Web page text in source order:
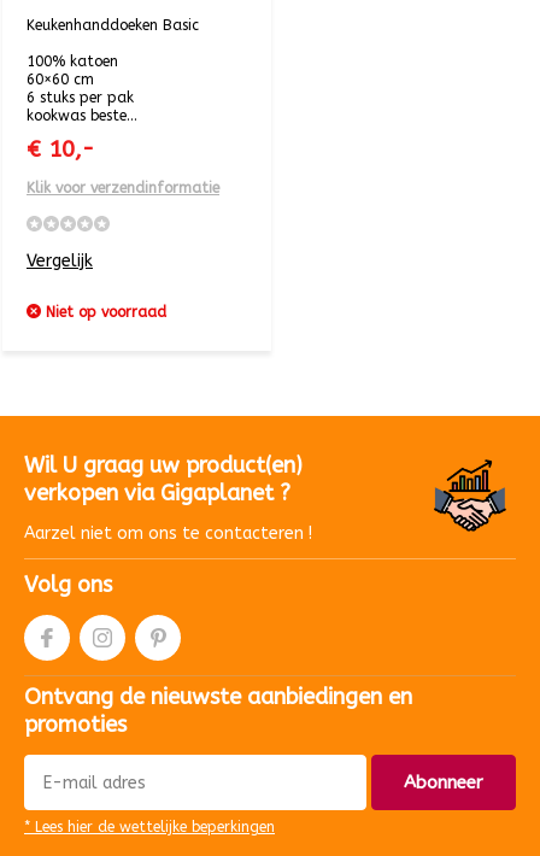
Keukenhanddoeken Basic
100% katoen
60×60 cm
6 stuks per pak
kookwas beste...
€ 10,-
Klik voor verzendinformatie
Vergelijk
Niet op voorraad
Wil U graag uw product(en)
verkopen via Gigaplanet ?
Aarzel niet om ons te contacteren !
Volg ons
Ontvang de nieuwste aanbiedingen en
promoties
Abonneer
* Lees hier de wettelijke beperkingen